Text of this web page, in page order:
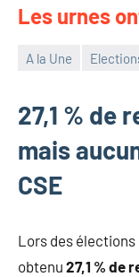
Les urnes
A la Une
27,1 %
mais
CSE
Lors des élections
obtenu 27,1 % de